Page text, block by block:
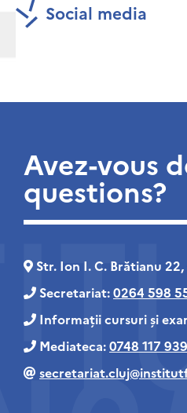
Social media
Avez-vous
questions?
Str. Ion I. C. Brătianu
Secretariat:0264 598
Informații cursuri și
Mediateca:0748 117 939